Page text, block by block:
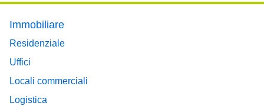
Footer main menu
Immobiliare
Residenziale
Uffici
Locali commerciali
Logistica